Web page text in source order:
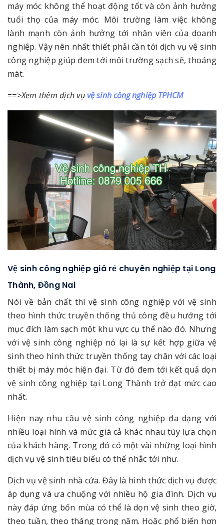
máy móc không thể hoạt động tốt và còn ảnh hưởng
tuổi thọ của máy móc. Môi trường làm việc không
lành mạnh còn ảnh hưởng tới nhân viên của doanh
nghiệp. Vậy nên nhất thiết phải cần tới dịch vụ vệ sinh
công nghiệp giúp đem tới môi trường sạch sẽ, thoáng
mát.
==>Xem thêm dịch vụvệ sinh công nghiệp TPHCM
Vệ sinh công nghiệp giá rẻ chuyên nghiệp tại Long
Thành, Đồng Nai
Nói về bản chất thì vệ sinh công nghiệp với vệ sinh
theo hình thức truyền thống thủ công đều hướng tới
mục đích làm sạch một khu vực cụ thể nào đó. Nhưng
với vệ sinh công nghiệp nó lại là sự kết hợp giữa vệ
sinh theo hình thức truyền thống tay chân với các loại
thiết bị máy móc hiện đại. Từ đó đem tới kết quả dọn
vệ sinh công nghiệp tại Long Thành trở đạt mức cao
nhất.
Hiện nay nhu cầu vệ sinh công nghiệp đa dạng với
nhiều loại hình và mức giá cả khác nhau tùy lựa chọn
của khách hàng. Trong đó có một vài những loại hình
dịch vụ vệ sinh tiêu biểu có thể nhắc tới như.
Dịch vụ vệ sinh nhà cửa. Đây là hình thức dịch vụ được
áp dụng và ưa chuộng với nhiều hộ gia đình. Dịch vụ
này đáp ứng bốn mùa có thể là dọn vệ sinh theo giờ,
theo tuần, theo tháng trong năm. Hoặc phổ biến hơn